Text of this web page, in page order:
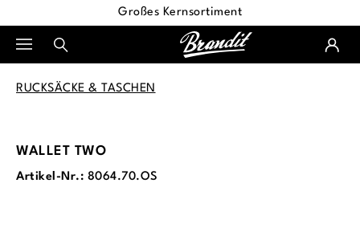
Großes Kernsortiment
RUCKSÄCKE & TASCHEN
WALLET TWO
Artikel-Nr.: 8064.70.OS